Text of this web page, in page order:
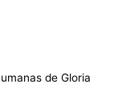
de Gloria